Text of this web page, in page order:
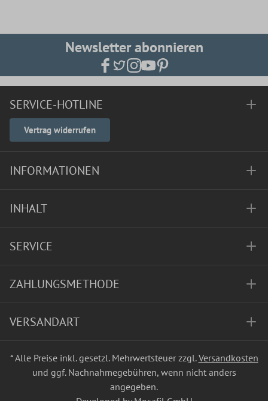
Newsletter abonnieren
SERVICE-HOTLINE
Vertrag widerrufen
INFORMATIONEN
INHALT
SERVICE
ZAHLUNGSMETHODE
VERSANDART
* Alle Preise inkl. gesetzl. Mehrwertsteuer zzgl.Versandkosten
und ggf. Nachnahmegebühren, wenn nicht anders
angegeben.